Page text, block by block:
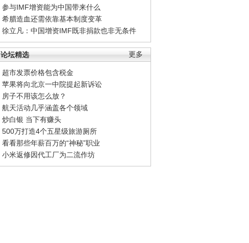
参与IMF增资能为中国带来什么
希腊造血还需依靠基本制度变革
徐立凡：中国增资IMF既非捐款也非无条件
更多
论坛精选
超市发票价格包含税金
苹果将向北京一中院提起新诉讼
房子不用该怎么放？
航天活动几乎涵盖各个领域
炒白银 当下有赚头
500万打造4个五星级旅游厕所
看看那些年薪百万的“神秘”职业
小米返修因代工厂为二流作坊